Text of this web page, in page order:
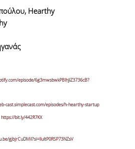
Hearthy
episode/6g3mwsbwkPBIhJiZ3736cB?
cast.simplecast.com/episodes/h-hearthy-startup
https://bit.ly/442R7KX
gjbjrCuDMiI?si=IIuItP0RSP73NZsV